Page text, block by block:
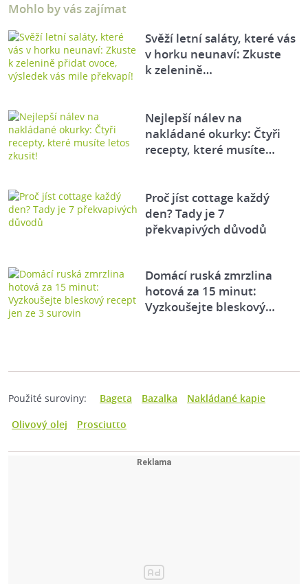
Mohlo by vás zajímat
Svěží letní saláty, které vás
v horku neunaví: Zkuste
k zelenině…
Nejlepší nálev na
nakládané okurky: Čtyři
recepty, které musíte…
Proč jíst cottage každý
den? Tady je 7
překvapivých důvodů
Domácí ruská zmrzlina
hotová za 15 minut:
Vyzkoušejte bleskový…
Použité suroviny: Bageta Bazalka
Nakládané kapie
Olivový olej
Prosciutto